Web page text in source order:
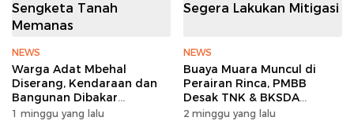
NEWS
Warga Adat Mbehal
Diserang, Kendaraan dan
Bangunan Dibakar
Sengketa Tanah Memanas
1 minggu yang lalu
NEWS
Buaya Muara Muncul di
Perairan Rinca, PMBB
Desak TNK & BKSDA
Segera Lakukan Mitigasi
2 minggu yang lalu